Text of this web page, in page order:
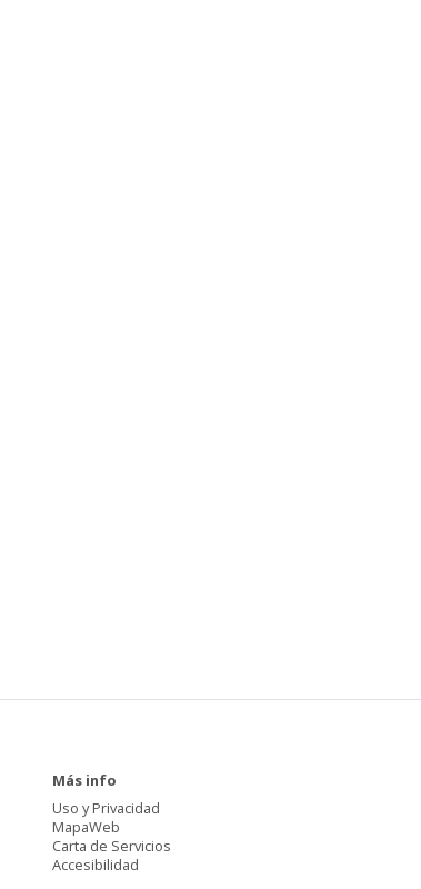
Más info
Uso y Privacidad
MapaWeb
Carta de Servicios
Accesibilidad